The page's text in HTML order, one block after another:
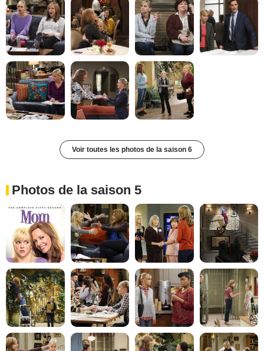
Voir toutes les photos de la saison 6
Photos de la saison 5